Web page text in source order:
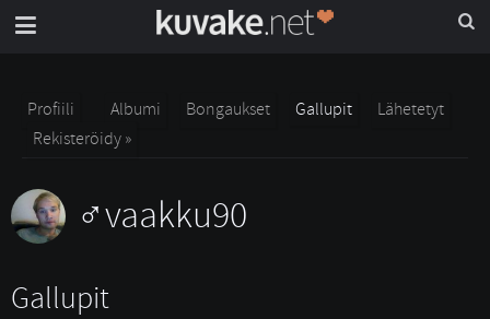
Profiili Albumi Bongaukset Gallupit
Lähetetyt
Rekisteröidy »
vaakku90
Gallupit